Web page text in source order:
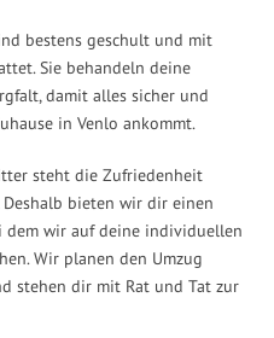
bestens geschult und mit
Sie behandeln deine
damit alles sicher und
in Venlo ankommt.
steht die Zufriedenheit
bieten wir dir einen
dem wir auf deine individuellen
Wir planen den Umzug
stehen dir mit Rat und Tat zur